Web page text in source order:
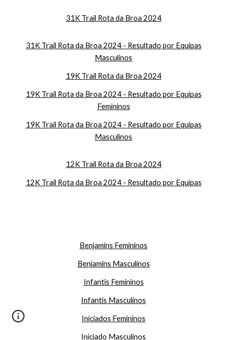
31K Trail Rota da Broa 2024
31K Trail Rota da Broa 2024 - Resultado por Equipas
Masculinos
19K Trail Rota da Broa 2024
19K Trail Rota da Broa 2024 - Resultado por Equipas
Femininos
19K Trail Rota da Broa 2024 - Resultado por Equipas
Masculinos
12K Trail Rota da Broa 2024
12K Trail Rota da Broa 2024 - Resultado por Equipas
Benjamins Femininos
Benjamins Masculinos
Infantis Femininos
Infantis Masculinos
Iniciados Femininos
Iniciado Masculinos